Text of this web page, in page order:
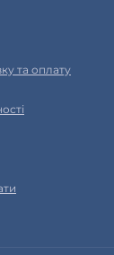
та оплату